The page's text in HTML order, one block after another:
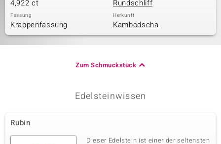
4,922 ct Rundschliff
Fassung
Krappenfassung
Herkunft
Kambodscha
Zum Schmuckstück
Edelsteinwissen
Rubin
Dieser Edelstein ist einer der seltensten